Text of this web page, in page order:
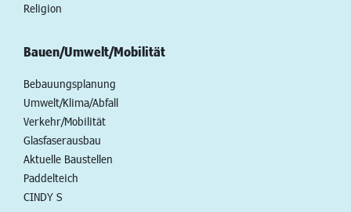
Religion
Bauen/Umwelt/Mobilität
Bebauungsplanung
Umwelt/Klima/Abfall
Verkehr/Mobilität
Glasfaserausbau
Aktuelle Baustellen
Paddelteich
CINDY S